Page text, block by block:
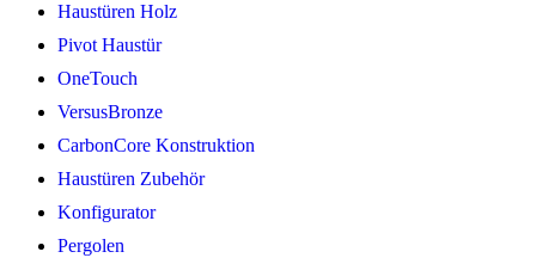
Haustüren Holz
Pivot Haustür
OneTouch
VersusBronze
CarbonCore Konstruktion
Haustüren Zubehör
Konfigurator
Pergolen